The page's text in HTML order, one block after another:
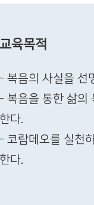
교육목적
- 복음의 사실을 선
- 복음을 통한 삶의
한다.
- 코람데오를 실천
한다.